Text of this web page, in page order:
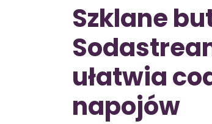
Szklane
ułatwia
napojów